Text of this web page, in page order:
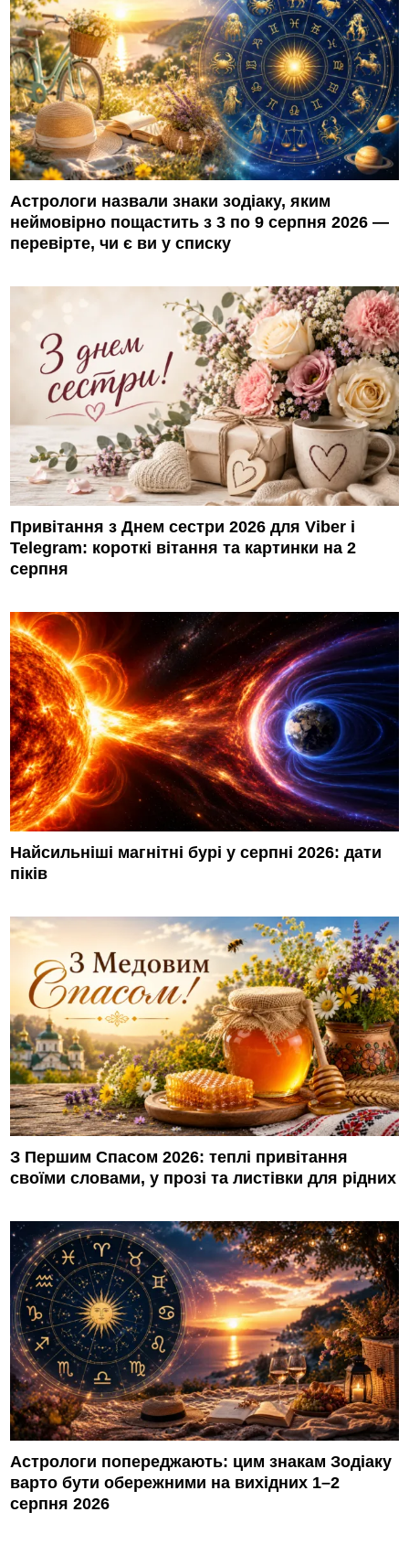
Астрологи назвали знаки зодіаку, яким
неймовірно пощастить з 3 по 9 серпня 2026 —
перевірте, чи є ви у списку
Привітання з Днем сестри 2026 для Viber і
Telegram: короткі вітання та картинки на 2
серпня
Найсильніші магнітні бурі у серпні 2026: дати
піків
З Першим Спасом 2026: теплі привітання
своїми словами, у прозі та листівки для рідних
Астрологи попереджають: цим знакам Зодіаку
варто бути обережними на вихідних 1–2
серпня 2026